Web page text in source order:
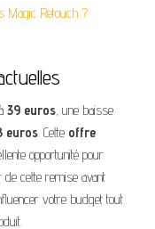
Magic Retouch ?
39 euros, une baisse
euros. Cette offre
opportunité pour
cette remise avant
votre budget tout